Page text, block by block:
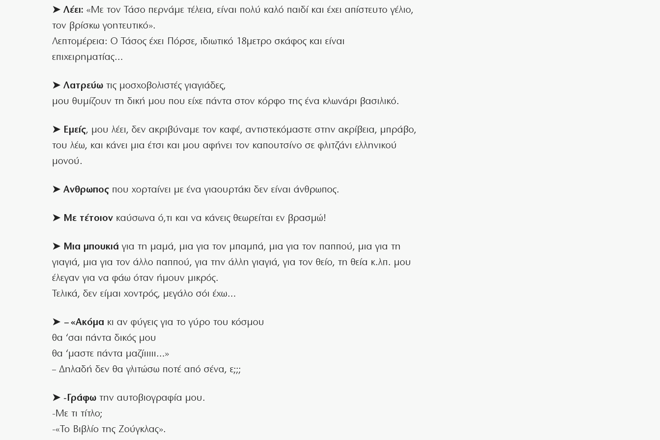
➤ Λέει: «Με τον Τάσο περνάμε τέλεια, είναι πολύ καλό παιδί και έχει απίστευτο γέλιο,
τον βρίσκω γοητευτικό».
Λεπτομέρεια: Ο Τάσος έχει Πόρσε, ιδιωτικό 18μετρο σκάφος και είναι
επιχειρηματίας…
➤ Λατρεύω τις μοσχοβολιστές γιαγιάδες,
μου θυμίζουν τη δική μου που είχε πάντα στον κόρφο της ένα κλωνάρι βασιλικό.
➤ Εμείς, μου λέει, δεν ακριβύναμε τον καφέ, αντιστεκόμαστε στην ακρίβεια, μπράβο,
του λέω, και κάνει μια έτσι και μου αφήνει τον καπουτσίνο σε φλιτζάνι ελληνικού
μονού.
➤ Aνθρωπος που χορταίνει με ένα γιαουρτάκι δεν είναι άνθρωπος.
➤ Με τέτοιον καύσωνα ό,τι και να κάνεις θεωρείται εν βρασμώ!
➤ Μια μπουκιά για τη μαμά, μια για τον μπαμπά, μια για τον παππού, μια για τη
γιαγιά, μια για τον άλλο παππού, για την άλλη γιαγιά, για τον θείο, τη θεία κ.λπ. μου
έλεγαν για να φάω όταν ήμουν μικρός.
Τελικά, δεν είμαι χοντρός, μεγάλο σόι έχω…
➤ – «Ακόμα κι αν φύγεις για το γύρο του κόσμου
θα ‘σαι πάντα δικός μου
θα ‘μαστε πάντα μαζίιιιιι…»
– Δηλαδή δεν θα γλιτώσω ποτέ από σένα, ε;;;
➤ -Γράφω την αυτοβιογραφία μου.
-Με τι τίτλο;
-«Το Bιβλίο της Zούγκλας».